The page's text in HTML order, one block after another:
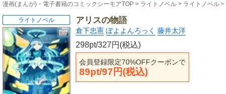
漫画(まんが)・電子書籍のコミックシーモアTOP ライトノベル ライトノベル
アリスの物語
倉下忠憲 ぽよよんろっく 藤井太洋
298pt/327円(税込)
会員登録限定70%OFFクーポンで
89pt/97円(税込)
ライトノベル